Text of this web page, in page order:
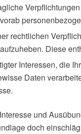
rechtlichen
Diese
Interessen, die
Daten
und
doch